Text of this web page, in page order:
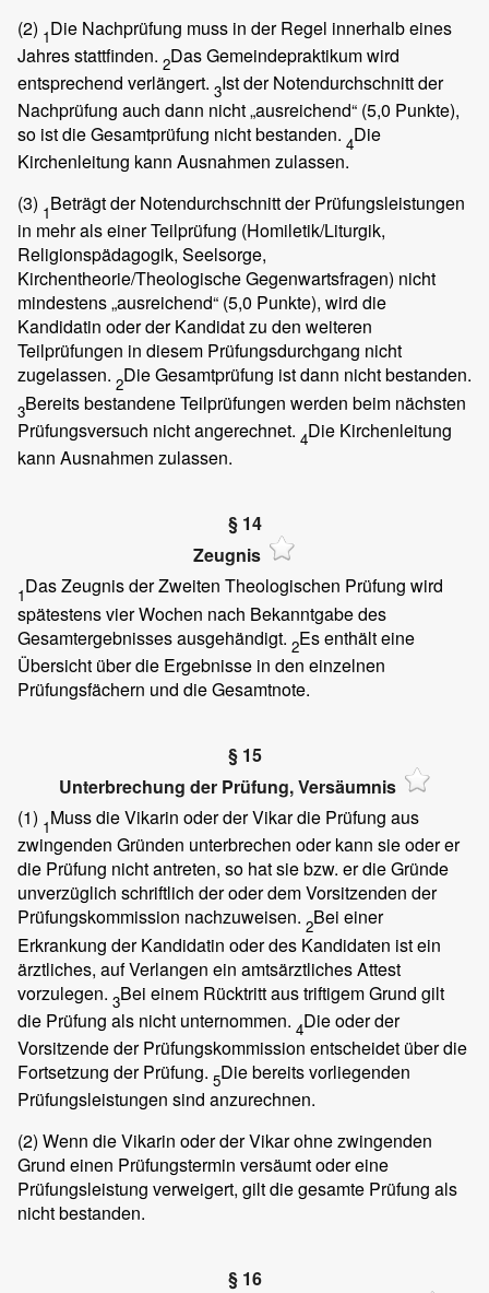
(2) 1Die Nachprüfung muss in der Regel innerhalb eines
Jahres stattfinden. 2Das Gemeindepraktikum wird
entsprechend verlängert. 3Ist der Notendurchschnitt der
Nachprüfung auch dann nicht „ausreichend“ (5,0 Punkte),
so ist die Gesamtprüfung nicht bestanden. 4Die
Kirchenleitung kann Ausnahmen zulassen.
(3) 1Beträgt der Notendurchschnitt der Prüfungsleistungen
in mehr als einer Teilprüfung (Homiletik/Liturgik,
Religionspädagogik, Seelsorge,
Kirchentheorie/Theologische Gegenwartsfragen) nicht
mindestens „ausreichend“ (5,0 Punkte), wird die
Kandidatin oder der Kandidat zu den weiteren
Teilprüfungen in diesem Prüfungsdurchgang nicht
zugelassen. 2Die Gesamtprüfung ist dann nicht bestanden.
3Bereits bestandene Teilprüfungen werden beim nächsten
Prüfungsversuch nicht angerechnet. 4Die Kirchenleitung
kann Ausnahmen zulassen.
§ 14
Zeugnis
1Das Zeugnis der Zweiten Theologischen Prüfung wird
spätestens vier Wochen nach Bekanntgabe des
Gesamtergebnisses ausgehändigt. 2Es enthält eine
Übersicht über die Ergebnisse in den einzelnen
Prüfungsfächern und die Gesamtnote.
§ 15
Unterbrechung der Prüfung, Versäumnis
(1) 1Muss die Vikarin oder der Vikar die Prüfung aus
zwingenden Gründen unterbrechen oder kann sie oder er
die Prüfung nicht antreten, so hat sie bzw. er die Gründe
unverzüglich schriftlich der oder dem Vorsitzenden der
Prüfungskommission nachzuweisen. 2Bei einer
Erkrankung der Kandidatin oder des Kandidaten ist ein
ärztliches, auf Verlangen ein amtsärztliches Attest
vorzulegen. 3Bei einem Rücktritt aus triftigem Grund gilt
die Prüfung als nicht unternommen. 4Die oder der
Vorsitzende der Prüfungskommission entscheidet über die
Fortsetzung der Prüfung. 5Die bereits vorliegenden
Prüfungsleistungen sind anzurechnen.
(2) Wenn die Vikarin oder der Vikar ohne zwingenden
Grund einen Prüfungstermin versäumt oder eine
Prüfungsleistung verweigert, gilt die gesamte Prüfung als
nicht bestanden.
§ 16